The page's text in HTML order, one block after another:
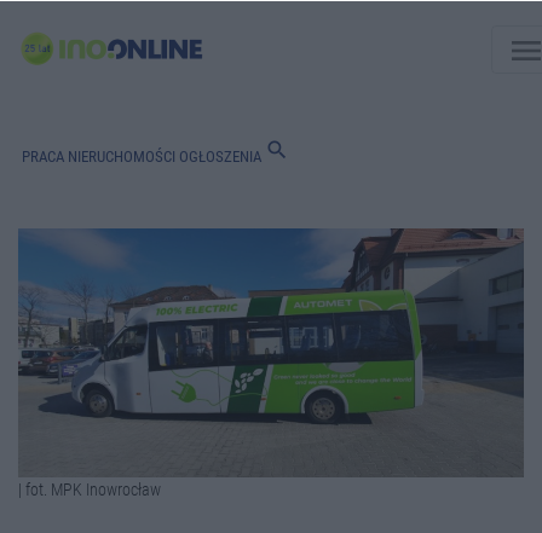
PRACA NIERUCHOMOŚCI OGŁOSZENIA search
| fot. MPK Inowrocław